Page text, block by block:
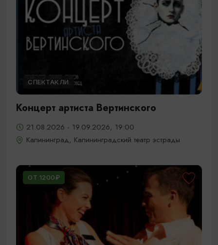
СПЕКТАКЛИ
Концерт артиста Вертинского
21.08.2026 - 19.09.2026, 19:00
Калининград, Калининградский театр эстрады
ОТ 1200₽